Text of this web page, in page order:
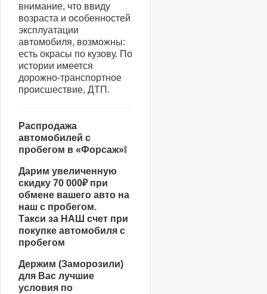
внимание, что ввиду
возраста и особенностей
эксплуатации
автомобиля, возможны:
есть окрасы по кузову. По
истории имеется
дорожно-транспортное
происшествие, ДТП.
Распродажа
автомобилей с
пробегом в «Форсаж»❕
Дарим увеличенную
скидку 70 000₽ при
обмене вашего авто на
наш с пробегом.
Такси за НАШ счет при
покупке автомобиля с
пробегом
Держим (Заморозили)
для Вас лучшие
условия по